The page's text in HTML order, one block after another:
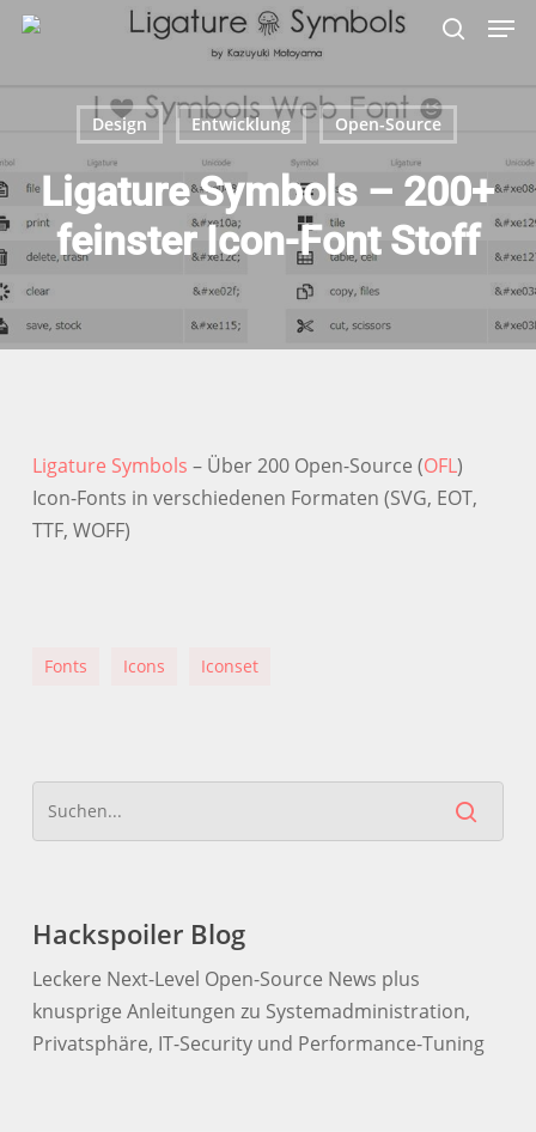
Skip
Design Entwicklung Open-Source
Ligature Symbols – 200+
feinster Icon-Font Stoff
Ligature Symbols – Über 200 Open-Source (OFL)
Icon-Fonts in verschiedenen Formaten (SVG, EOT,
TTF, WOFF)
Fonts Icons Iconset
Hackspoiler Blog
Leckere Next-Level Open-Source News plus
knusprige Anleitungen zu Systemadministration,
Privatsphäre, IT-Security und Performance-Tuning
Menu